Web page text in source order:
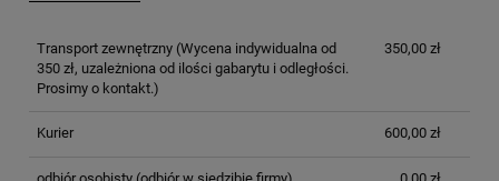
Transport zewnętrzny(Wycena indywidualna od
350 zł, uzależniona od ilości gabarytu i odległości.
Prosimy o kontakt.)
350,00 zł
Kurier 600,00 zł